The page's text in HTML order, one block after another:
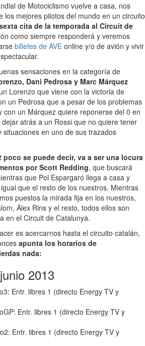
de Motociclismo vuelve a casa, nos
los mejores pilotos del mundo en un circuito
cita de la temporada al Circuit de
como siempre responderá y veremos
billetes de AVE online y/o de avión y vivir
sensaciones en la categoría de
Dani Pedrosa y Marc Márquez
Lorenzo que viene con la victoria de
un Pedrosa que a pesar de los problemas
con un Márquez quiere reponerse del 0 en
atrás a un Rossi que no quiere tener
en uno de sus trazados
poco se puede decir, va a ser una locura
por Scott Redding, que buscará
que Pol Espargaró llega a casa y
que el resto de los nuestros. Mientras
puestos la mirada fija en los nuestros,
Álex Rins y el resto, todos ellos son
en el Circuit de Catalunya.
es acercarnos hasta el circuito catalán,
apunta los horarios de
nada:
2013
Entr. libres 1 (directo Energy TV y
Entr. libres 1 (directo Energy TV y
Entr. libres 1 (directo Energy TV y